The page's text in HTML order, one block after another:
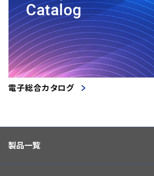
電子総合カタログ
製品一覧